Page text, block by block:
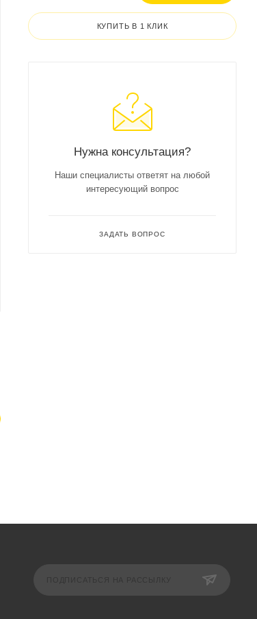
КУПИТЬ В 1 КЛИК
Нужна консультация?
Наши специалисты ответят на любой
интересующий вопрос
ЗАДАТЬ ВОПРОС